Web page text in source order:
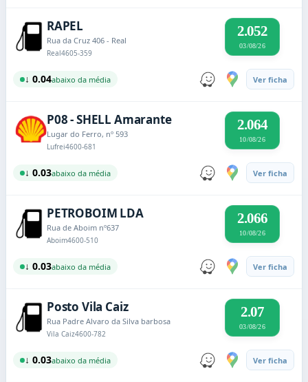
RAPEL
Rua da Cruz 406 - Real
Real4605-359
2.052
03/08/26
↓ 0.04abaixo da média Ver ficha
P08 - SHELL Amarante
Lugar do Ferro, nº 593
Lufrei4600-681
2.064
10/08/26
↓ 0.03abaixo da média Ver ficha
PETROBOIM LDA
Rua de Aboim nº637
Aboim4600-510
2.066
10/08/26
↓ 0.03abaixo da média Ver ficha
Posto Vila Caiz
Rua Padre Alvaro da Silva barbosa
Vila Caiz4600-782
2.07
03/08/26
↓ 0.03abaixo da média Ver ficha